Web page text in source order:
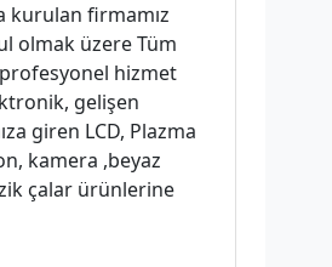
kurulan firmamız
olmak üzere Tüm
hizmet
gelişen
giren LCD, Plazma
kamera ,beyaz
çalar ürünlerine